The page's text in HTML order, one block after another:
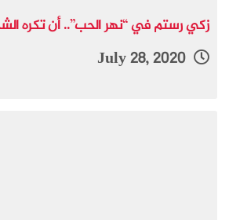
زكي رستم في “نهر الحب”.. أن تكره